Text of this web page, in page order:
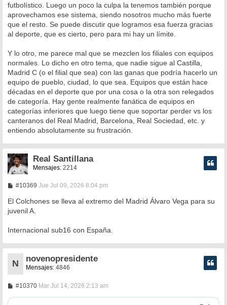
futbolístico. Luego un poco la culpa la tenemos también porque
aprovechamos ese sistema, siendo nosotros mucho más fuerte
que el resto. Se puede discutir que logramos esa fuerza gracias
al deporte, que es cierto, pero para mi hay un límite.
Y lo otro, me parece mal que se mezclen los filiales con equipos
normales. Lo dicho en otro tema, que nadie sigue al Castilla,
Madrid C (o el filial que sea) con las ganas que podría hacerlo un
equipo de pueblo, ciudad, lo que sea. Equipos que están hace
décadas en el deporte que por una cosa o la otra son relegados
de categoría. Hay gente realmente fanática de equipos en
categorías inferiores que luego tiene que soportar perder vs los
canteranos del Real Madrid, Barcelona, Real Sociedad, etc. y
entiendo absolutamente su frustración.
Real Santillana
Mensajes: 2214
#10369M
n
s
Jue Jul 09, 2026 8:04 pm
El Colchones se lleva al extremo del Madrid Álvaro Vega para su
juvenil A.
Internacional sub16 con España.
N
novenopresidente
Mensajes: 4846
#10370M
n
Mar Jul 14, 2026 2:13 am